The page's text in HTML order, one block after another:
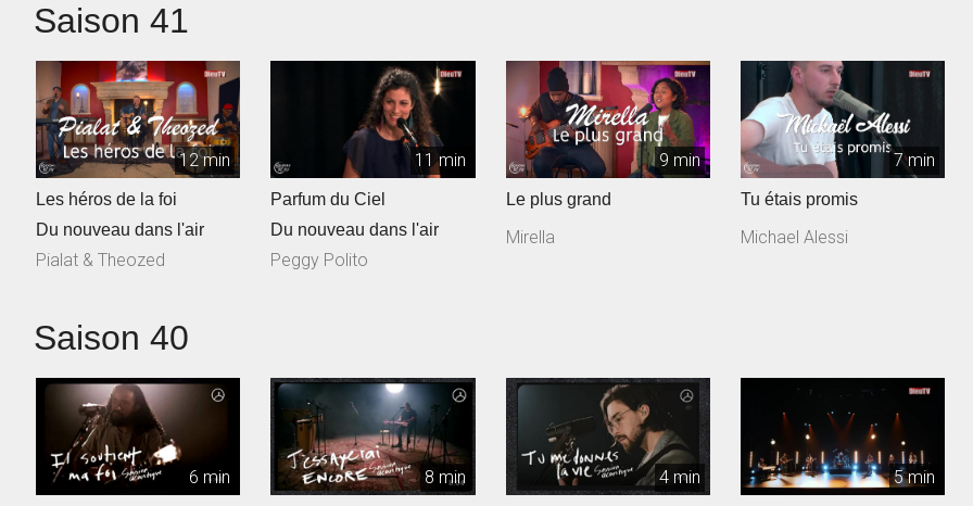
Saison 41
12 min
Les héros de la foi
Du nouveau dans l'air
Pialat & Theozed
11 min
Parfum du Ciel
Du nouveau dans l'air
Peggy Polito
9 min
Le plus grand
Mirella
7 min
Tu étais promis
Michael Alessi
Saison 40
6 min 8 min 4 min 5 min